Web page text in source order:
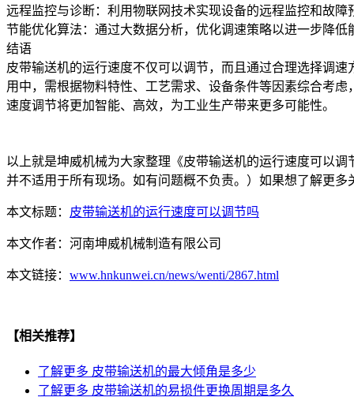
远程监控与诊断：利用物联网技术实现设备的远程监控和故障
节能优化算法：通过大数据分析，优化调速策略以进一步降低
结语
皮带输送机的运行速度不仅可以调节，而且通过合理选择调
用中，需根据物料特性、工艺需求、设备条件等因素综合考
速度调节将更加智能、高效，为工业生产带来更多可能性。
以上就是坤威机械为大家整理《皮带输送机的运行速度可以
并不适用于所有现场。如有问题概不负责。）如果想了解更
本文标题： 皮带输送机的运行速度可以调节吗
本文作者： 河南坤威机械制造有限公司
本文链接： www.hnkunwei.cn/news/wenti/2867.html
【相关推荐】
了解更多 皮带输送机的最大倾角是多少
了解更多 皮带输送机的易损件更换周期是多久